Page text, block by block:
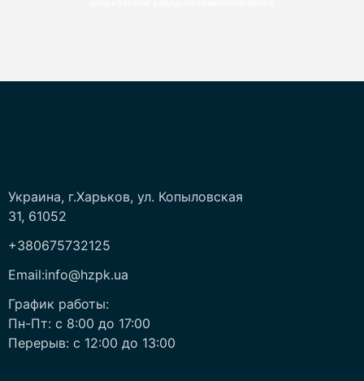
Украина, г.Харьков, ул. Копыловская
31, 61052
+380675732125
Email:info@hzpk.ua
График работы:
Пн-Пт: c 8:00 до 17:00
Перерыв: c 12:00 до 13:00